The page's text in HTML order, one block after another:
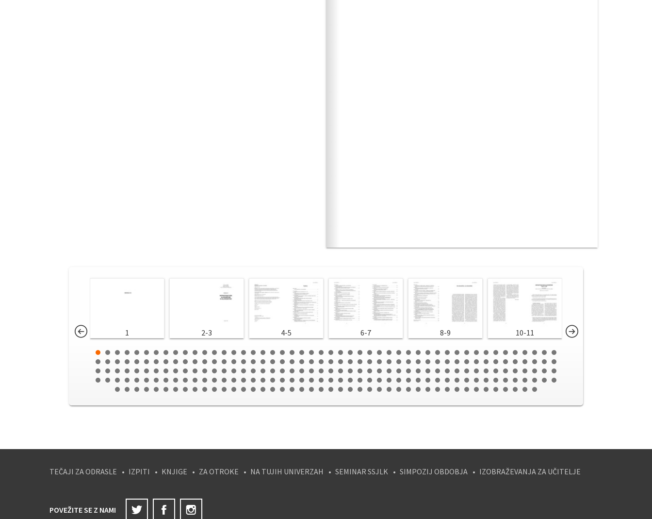
1 2-3 4-5 6-7 8-9 10-11
TEČAJI ZA ODRASLE IZPITI KNJIGE ZA OTROKE NA TUJIH UNIVERZAH SEMINAR SSJLK SIMPOZIJ OBDOBJA IZOBRAŽEVANJA ZA UČITELJE
POVEŽITE SE Z NAMI
Twitter Facebook